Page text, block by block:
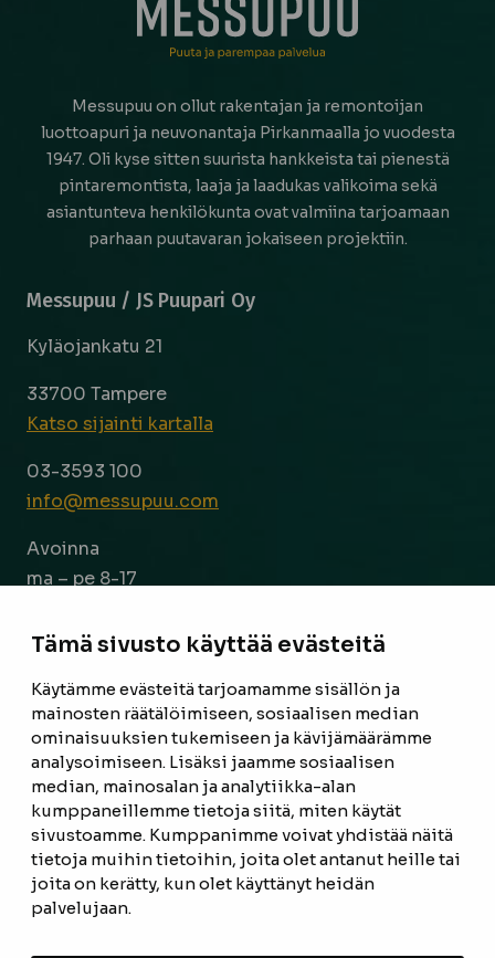
Tämä sivusto käyttää evästeitä
Käytämme evästeitä tarjoamamme sisällön ja
mainosten räätälöimiseen, sosiaalisen median
ominaisuuksien tukemiseen ja kävijämäärämme
analysoimiseen. Lisäksi jaamme sosiaalisen
median, mainosalan ja analytiikka-alan
kumppaneillemme tietoja siitä, miten käytät
sivustoamme. Kumppanimme voivat yhdistää näitä
tietoja muihin tietoihin, joita olet antanut heille tai
joita on kerätty, kun olet käyttänyt heidän
palvelujaan.
Messupuu on ollut rakentajan ja remontoijan
luottoapuri ja neuvonantaja Pirkanmaalla jo vuodesta
1947. Oli kyse sitten suurista hankkeista tai pienestä
pintaremontista, laaja ja laadukas valikoima sekä
asiantunteva henkilökunta ovat valmiina tarjoamaan
parhaan puutavaran jokaiseen projektiin.
Messupuu / JS Puupari Oy
Kyläojankatu 21
33700 Tampere
Katso sijainti kartalla
03-3593 100
info@messupuu.com
Avoinna
ma – pe 8-17
ETUSIVU
TUOTTEET
REFERENSSIT
OTA YHTEYTTÄ
TIETOSUOJASELOSTE